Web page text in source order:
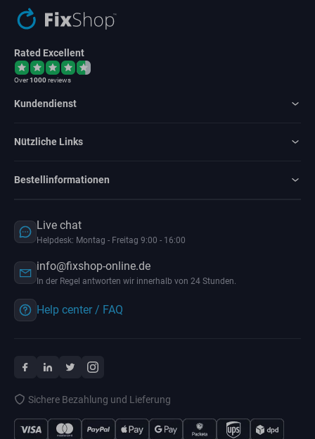
Rated Excellent
Over1000reviews
Kundendienst
Nützliche Links
Bestellinformationen
Live chat
Helpdesk: Montag - Freitag 9:00 - 16:00
info@fixshop-online.de
In der Regel antworten wir innerhalb von 24 Stunden.
Help center / FAQ
Sichere Bezahlung und Lieferung